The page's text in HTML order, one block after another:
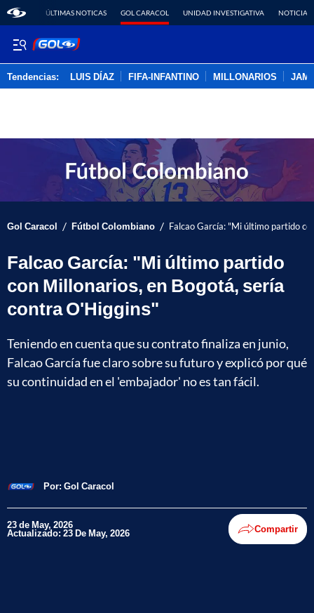
ÚLTIMAS NOTICAS GOL CARACOL UNIDAD INVESTIGATIVA NOTICIAS
Tendencias: LUIS DÍAZ FIFA-INFANTINO MILLONARIOS
Gol Caracol / Fútbol Colombiano / Falcao García: "Mi último partido
Falcao García: "Mi último partido
con Millonarios, en Bogotá, sería
contra O'Higgins"
Teniendo en cuenta que su contrato finaliza en junio,
Falcao García fue claro sobre su futuro y explicó por qué
su continuidad en el 'embajador' no es tan fácil.
Por: Gol Caracol
23 de May, 2026
Actualizado: 23 De May, 2026 Compartir